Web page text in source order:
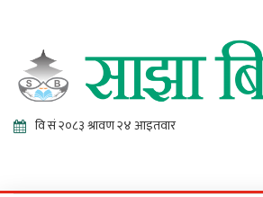
Sajha
Online News Portal